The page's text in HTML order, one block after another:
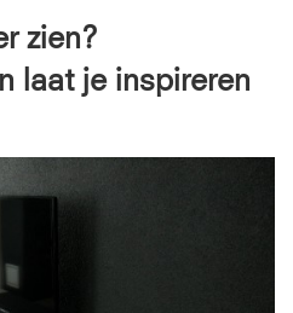
zien?
laat je inspireren